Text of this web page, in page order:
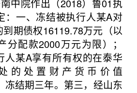
中院作出（2018）鲁01执
：一、冻结被执行人某A对
期债权16119.78万元（以
分配款2000万元为限）；
人某A享有所有权的在泰华
的处置财产货币价值
冻结期三年。第三，经山东